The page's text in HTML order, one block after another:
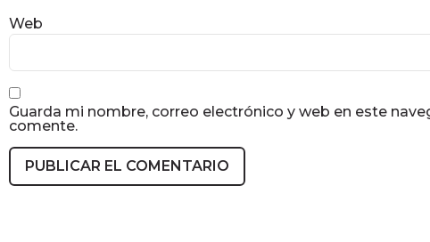
Web
Guarda mi nombre, correo electrónico y web en este
comente.